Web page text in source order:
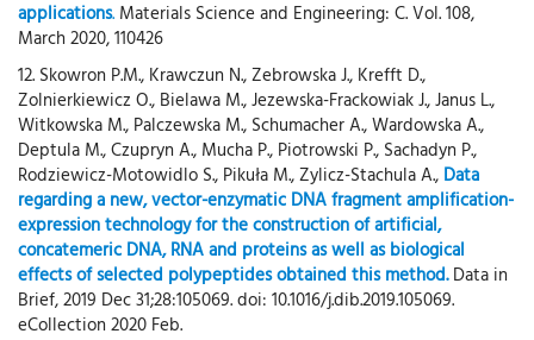
applications. Materials Science and Engineering: C. Vol. 108,
March 2020, 110426
12. Skowron P.M., Krawczun N., Zebrowska J., Krefft D.,
Zolnierkiewicz O., Bielawa M., Jezewska-Frackowiak J., Janus L.,
Witkowska M., Palczewska M., Schumacher A., Wardowska A.,
Deptula M., Czupryn A., Mucha P., Piotrowski P., Sachadyn P.,
Rodziewicz-Motowidlo S., Pikuła M., Zylicz-Stachula A., Data
regarding a new, vector-enzymatic DNA fragment amplification-
expression technology for the construction of artificial,
concatemeric DNA, RNA and proteins as well as biological
effects of selected polypeptides obtained this method.Data in
Brief, 2019 Dec 31;28:105069. doi: 10.1016/j.dib.2019.105069.
eCollection 2020 Feb.